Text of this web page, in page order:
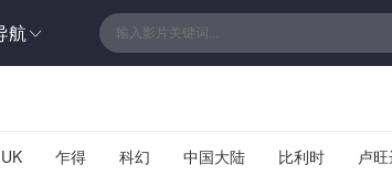
航
UK 乍得 科幻 中国大陆 比利时 卢